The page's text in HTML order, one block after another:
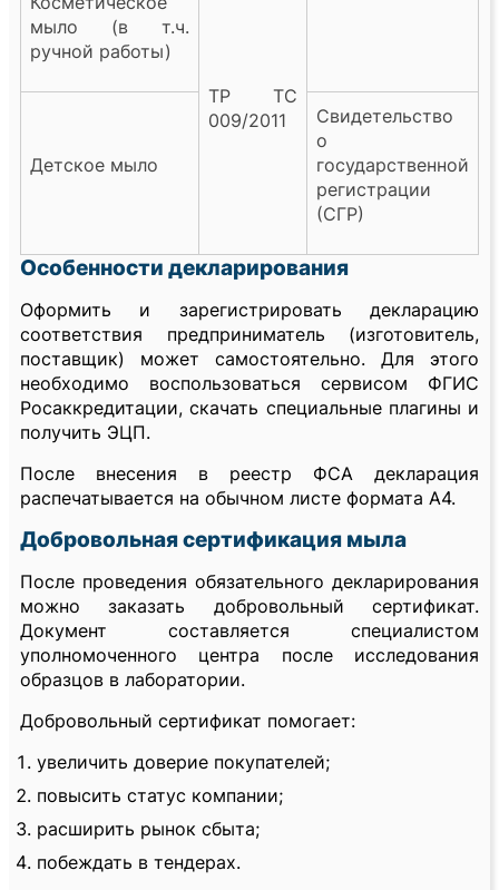
мыло (в т.ч.
ручной работы)
ТР ТС
009/2011
Детское мыло
Свидетельство
о
государственной
регистрации
(СГР)
Особенности декларирования
Оформить и зарегистрировать декларацию
соответствия предприниматель (изготовитель,
поставщик) может самостоятельно. Для этого
необходимо воспользоваться сервисом ФГИС
Росаккредитации, скачать специальные плагины и
получить ЭЦП.
После внесения в реестр ФСА декларация
распечатывается на обычном листе формата А4.
Добровольная сертификация мыла
После проведения обязательного декларирования
можно заказать добровольный сертификат.
Документ составляется специалистом
уполномоченного центра после исследования
образцов в лаборатории.
Добровольный сертификат помогает:
увеличить доверие покупателей;
повысить статус компании;
расширить рынок сбыта;
побеждать в тендерах.